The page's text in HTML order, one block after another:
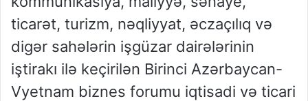
ticarət, turizm, nəqliyyat, əczaçılıq və
digər sahələrin işgüzar dairələrinin
iştirakı ilə keçirilən Birinci Azərbaycan-
Vyetnam biznes forumu iqtisadi və ticari